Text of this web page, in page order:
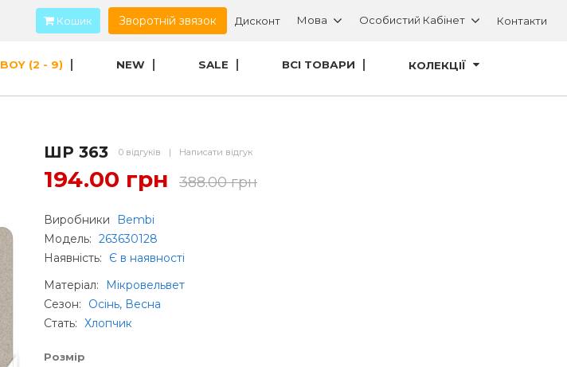
Кошик Зворотній звязок Дисконт Мова Особистий Кабінет Контакти
BOY (2 - 9) NEW SALE ВСІ ТОВАРИ КОЛЕКЦІЇ
ШР 363 0 відгуків | Написати відгук
194.00 грн 388.00 грн
Виробники
Bembi
Модель: 263630128
Наявність:
Є в наявності
Матеріал:
Мікровельвет
Сезон:
Осінь, Весна
Стать: Хлопчик
Розмір